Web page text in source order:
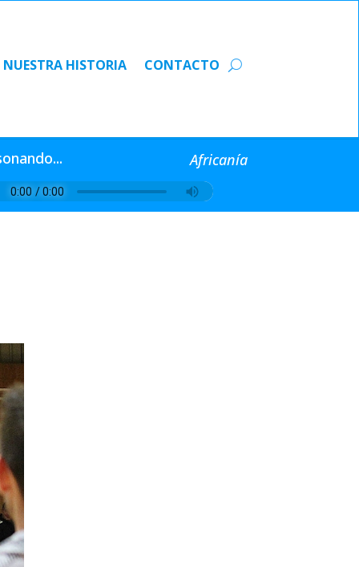
NUESTRA HISTORIA CONTACTO
NUESTRA HISTORIA CONTACTO
Africanía